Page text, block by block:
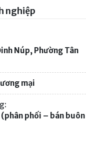
nghiệp
Núp, Phường Tân
mại
phối – bán buôn